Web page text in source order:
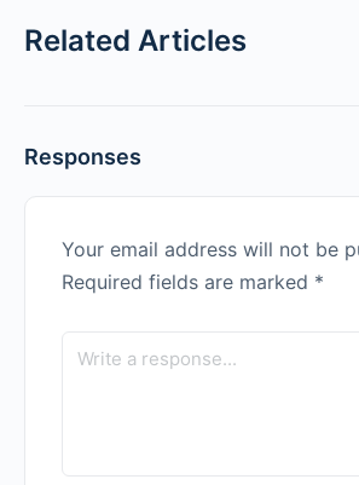
Related Articles
Responses
Your email address will not be
Required fields are marked *